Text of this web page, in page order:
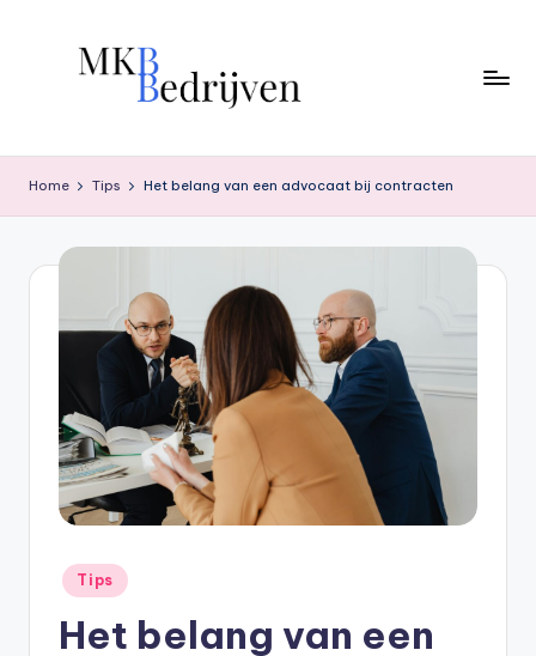
Home Tips Het belang van een advocaat bij contracten
Tips
Het belang van een